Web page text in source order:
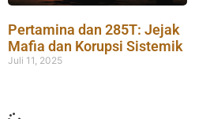
Pertamina dan 285T: Jejak
Mafia dan Korupsi Sistemik
Juli 11, 2025